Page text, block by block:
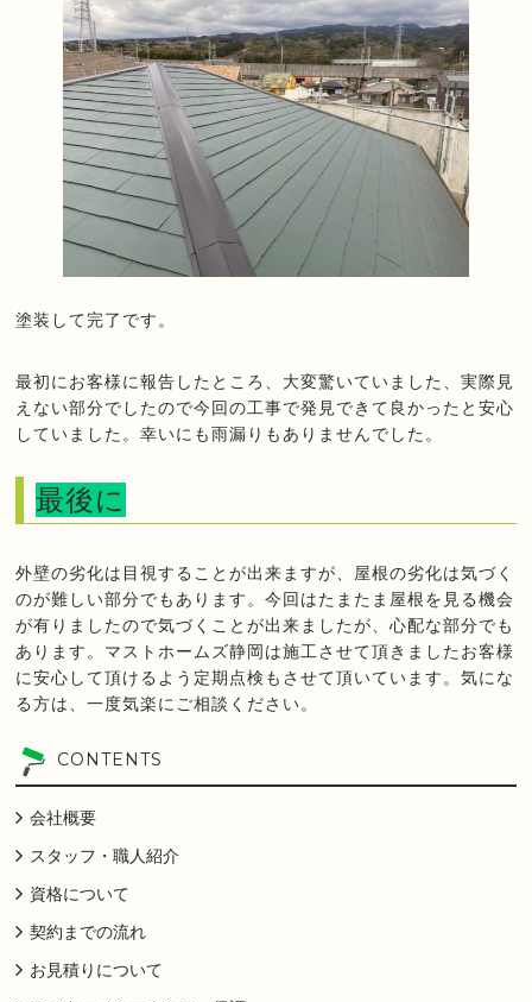
塗装して完了です。
最初にお客様に報告したところ、大変驚いていました、実際見
えない部分でしたので今回の工事で発見できて良かったと安心
していました。幸いにも雨漏りもありませんでした。
最後に
外壁の劣化は目視することが出来ますが、屋根の劣化は気づく
のが難しい部分でもあります。今回はたまたま屋根を見る機会
が有りましたので気づくことが出来ましたが、心配な部分でも
あります。マストホームズ静岡は施工させて頂きましたお客様
に安心して頂けるよう定期点検もさせて頂いています。気にな
る方は、一度気楽にご相談ください。
CONTENTS
会社概要
スタッフ・職人紹介
資格について
契約までの流れ
お見積りについて